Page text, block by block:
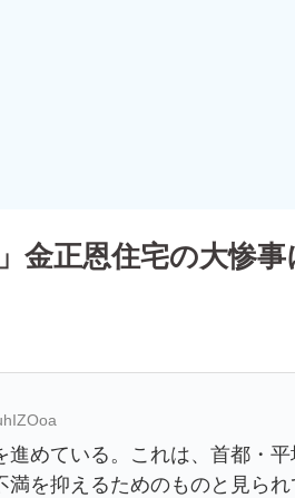
金正恩住宅の大惨事
めている。これは、首都・平
を抑えるためのものと見ら